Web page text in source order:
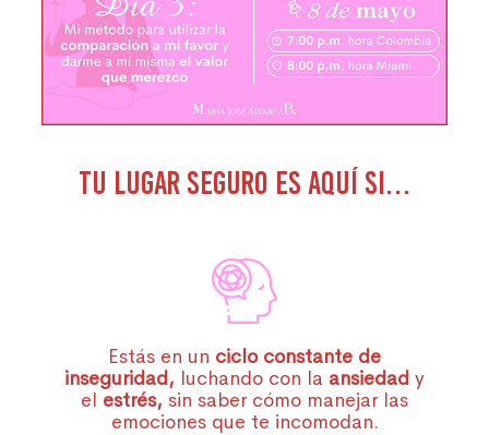
TU LUGAR SEGURO ES AQUÍ SI…
Estás en un ciclo constante de
inseguridad, luchando con la ansiedad y
el estrés, sin saber cómo manejar las
emociones que te incomodan.